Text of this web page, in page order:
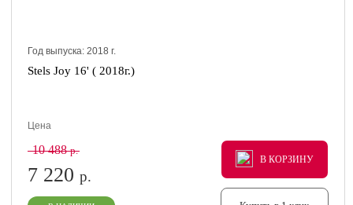
Год выпуска:2018г.
Stels Joy 16' ( 2018г.)
Цена
10 488р.
7 220р.
В КОРЗИНУ
В КОРЗИНУ
В КОРЗИНУ